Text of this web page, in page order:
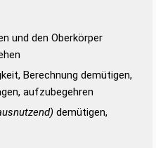
und den Oberkörper
Berechnung demütigen,
aufzubegehren
demütigen,